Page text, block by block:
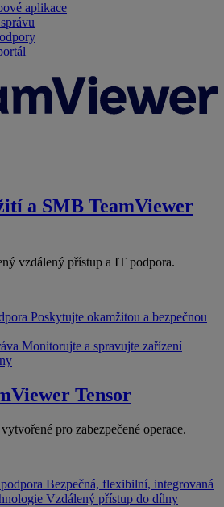
aplikace
a SMB TeamViewer
vzdálený přístup a IT podpora.
Poskytujte okamžitou a bezpečnou
Monitorujte a spravujte zařízení
Tensor
pro zabezpečené operace.
Bezpečná, flexibilní, integrovaná
Vzdálený přístup do dílny